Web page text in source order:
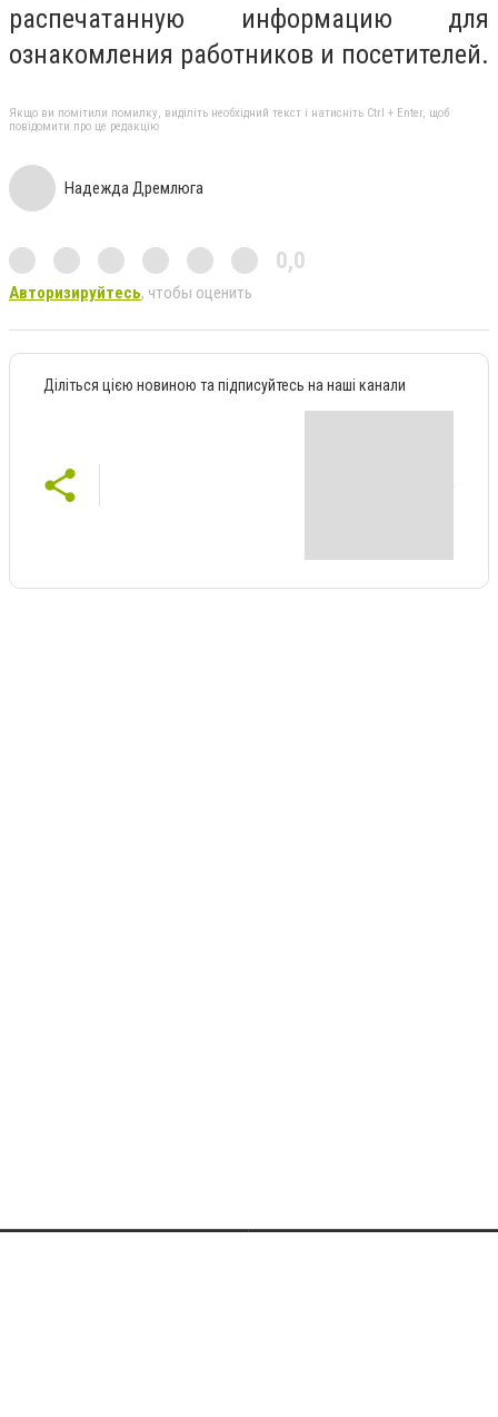
распечатанную информацию для
ознакомления работников и посетителей.
Якщо ви помітили помилку, виділіть необхідний текст і натисніть Ctrl + Enter, щоб
повідомити про це редакцію
Надежда Дремлюга
0,0
Авторизируйтесь, чтобы оценить
Діліться цією новиною та підписуйтесь на наші канали